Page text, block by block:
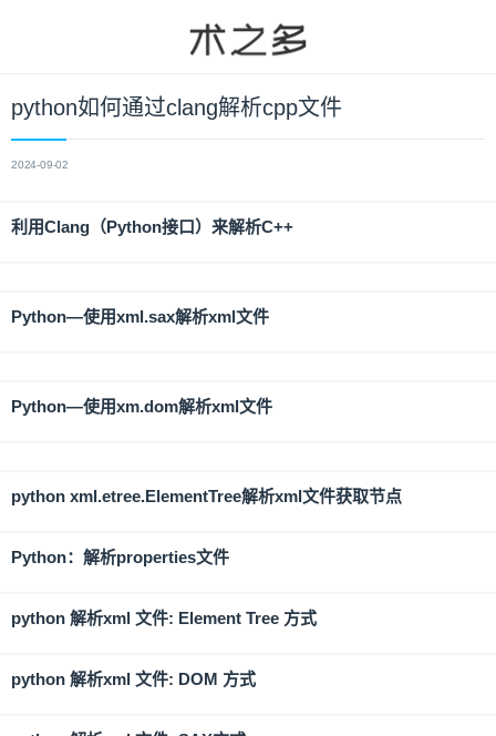
python如何通过clang解析cpp文件
2024-09-02
利用Clang（Python接口）来解析C++
Python—使用xml.sax解析xml文件
Python—使用xm.dom解析xml文件
python xml.etree.ElementTree解析xml文件获取节点
Python：解析properties文件
python 解析xml 文件: Element Tree 方式
python 解析xml 文件: DOM 方式